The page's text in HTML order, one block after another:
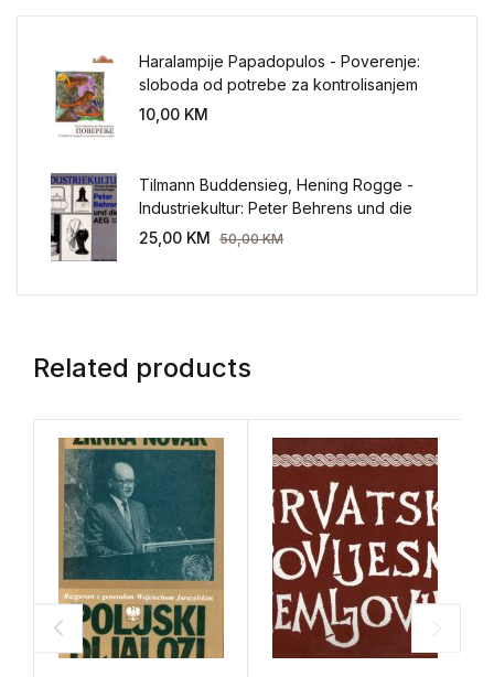
Haralampije Papadopulos - Poverenje:
sloboda od potrebe za kontrolisanjem
sveta
10,00 KM
Tilmann Buddensieg, Hening Rogge -
Industriekultur: Peter Behrens und die
AEG 1907-1914.
25,00 KM 50,00KM
Related products